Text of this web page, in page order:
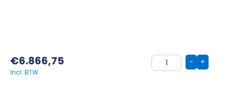
€6.866,75 +
-